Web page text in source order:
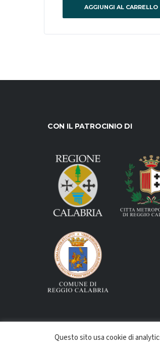
AGGIUNGI AL CARRELLO
CON IL PATROCINIO DI
Questo sito usa cookie di